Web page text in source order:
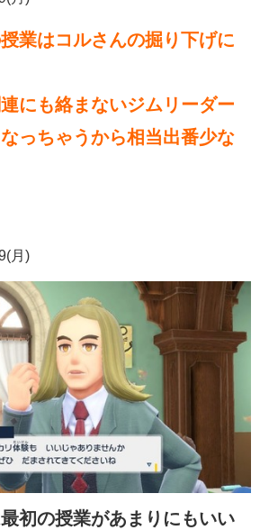
業はコルさんの掘り下げに
にも絡まないジムリーダー
っちゃうから相当出番少な
月)
初の授業があまりにもいい